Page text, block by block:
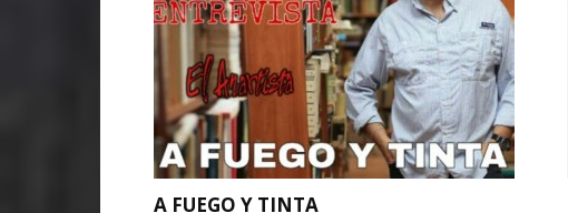
A FUEGO Y TINTA